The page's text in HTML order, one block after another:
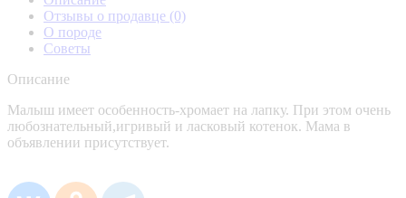
Отзывы о продавце (0)
О породе
Советы
Описание
Малыш имеет особенность-хромает на лапку. При этом очень
любознательный,игривый и ласковый котенок. Мама в
объявлении присутствует.